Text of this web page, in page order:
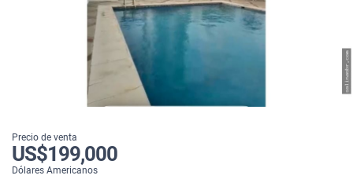
Precio de venta
US$199,000
Dólares Americanos